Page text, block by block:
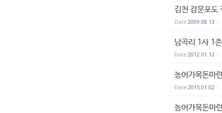
김천 감문포도
Date 2009.08.13
남곡리 1사 1
Date 2012.01.12
농어가목돈마
Date 2015.01.02
농어가목돈마